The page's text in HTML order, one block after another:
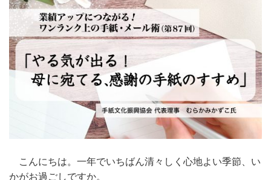
こんにちは。一年でいちばん清々しく心地よい季節、い
かがお過ごしですか。